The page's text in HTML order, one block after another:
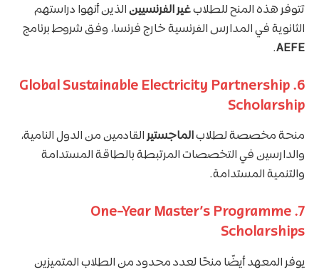
تتوفر هذه المنح للطلابغير الفرنسيينالذين أنهوا دراستهم
الثانوية في المدارس الفرنسية خارج فرنسا، وفق شروط برنامج
AEFE
.
6. Global Sustainable Electricity Partnership
Scholarship
منحة مخصصة لطلابالماجستيرالقادمين من الدول النامية،
والدارسين في التخصصات المرتبطة بالطاقة المستدامة
والتنمية المستدامة.
7. One-Year Master’s Programme
Scholarships
يوفر المعهد أيضًا منحًا لعدد محدود من الطلاب المتميزين